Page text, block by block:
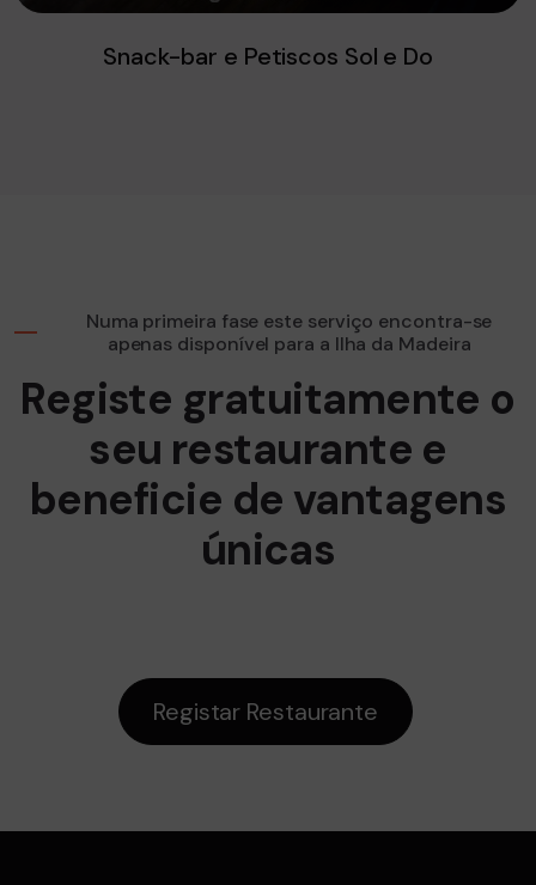
Snack-bar e Petiscos Sol e Do
Numa primeira fase este serviço encontra-se
apenas disponível para a Ilha da Madeira
Registe gratuitamente o
seu restaurante e
beneficie de vantagens
únicas
Registar Restaurante